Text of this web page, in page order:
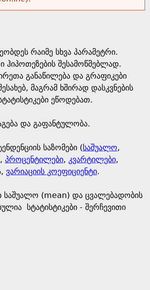
რაიმე სხვა პარამეტრი.
ჰიპოთეზების შესამოწმებლად.
განაწილება და გრაფიკები
მაგრამ ხშირად დასკვნების
ეწოდებათ.
და გაფანტულობა.
საზომები (საშუალო,
პროცენტილები, კვარტილები,
ვარიაციის კოეფიციენტი.
საშუალო (mean) და ცვალებადობის
სტატისტიკები - შერჩევითი